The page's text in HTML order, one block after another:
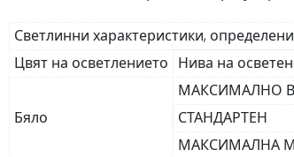
Светлинни характеристики, определени
Цвят на осветлението Нива на
Бяло
МАКСИМАЛНО
СТАНДАРТЕН
МАКСИМАЛНА